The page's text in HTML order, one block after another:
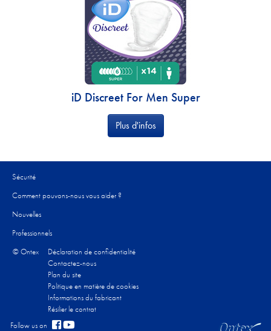
iD Discreet For Men Super
Plus d'infos
Sécurité
Comment pouvons-nous vous aider ?
Nouvelles
Professionnels
© Ontex
Déclaration de confidentialité
Contactez-nous
Plan du site
Politique en matière de cookies
Informations du fabricant
Résilier le contrat
Follow us on